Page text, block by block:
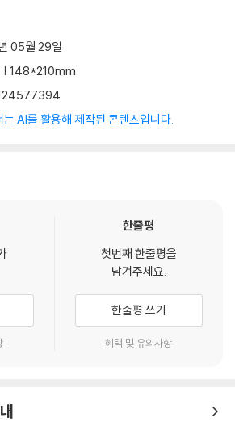
05월 29일
| 148*210mm
는 AI를 활용해 제작된 콘텐츠입니다.
한줄평
첫번째 한줄평을
남겨주세요.
한줄평 쓰기
혜택 및 유의사항